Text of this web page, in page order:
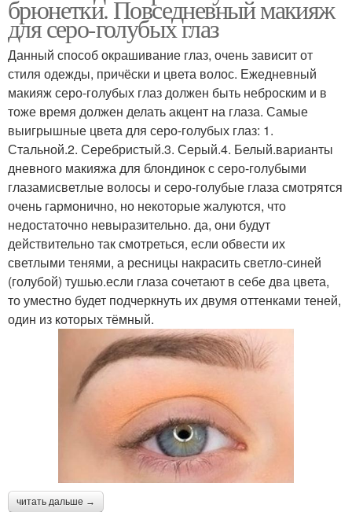
брюнетки. Повседневный макияж
для серо-голубых глаз
Данный способ окрашивание глаз, очень зависит от
стиля одежды, причёски и цвета волос. Ежедневный
макияж серо-голубых глаз должен быть неброским и в
тоже время должен делать акцент на глаза. Самые
выигрышные цвета для серо-голубых глаз: 1.
Стальной.2. Серебристый.3. Серый.4. Белый.варианты
дневного макияжа для блондинок с серо-голубыми
глазамисветлые волосы и серо-голубые глаза смотрятся
очень гармонично, но некоторые жалуются, что
недостаточно невыразительно. да, они будут
действительно так смотреться, если обвести их
светлыми тенями, а ресницы накрасить светло-синей
(голубой) тушью.если глаза сочетают в себе два цвета,
то уместно будет подчеркнуть их двумя оттенками теней,
один из которых тёмный.
читать дальше →